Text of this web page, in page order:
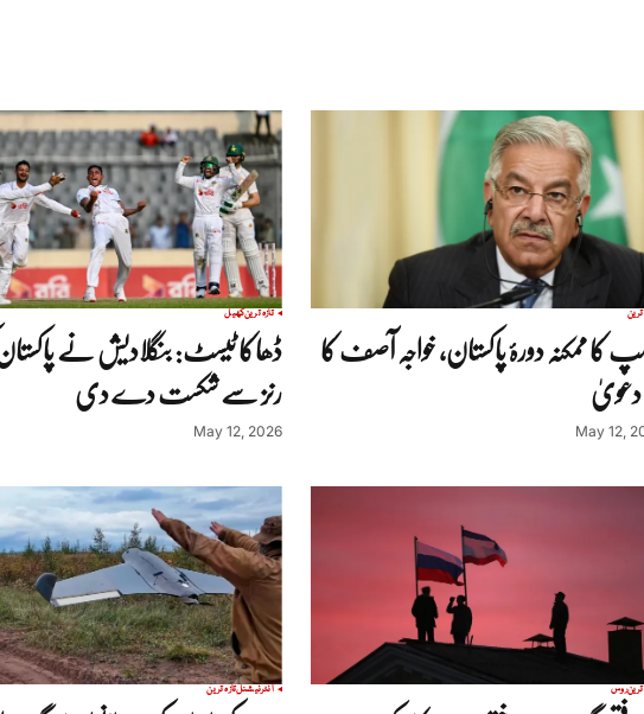
ترین
کا ممکنہ دورۂ پاکستان، خواجہ آصف کا
May 12,
تازہ ترینکھیل
رنز سے شکست دے دی
May 12, 2026
ترینروس انٹرنیشنلتازہ ترین